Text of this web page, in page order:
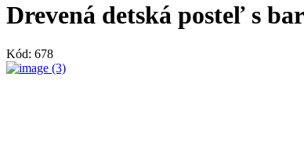
Drevená detská posteľ s
Kód: 678